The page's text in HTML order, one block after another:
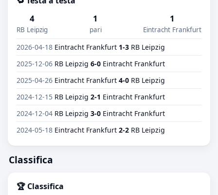
4
RB Leipzig
1
pari
1
Eintracht Frankfurt
2026-04-18 Eintracht Frankfurt 1-3 RB Leipzig
2025-12-06 RB Leipzig 6-0 Eintracht Frankfurt
2025-04-26 Eintracht Frankfurt 4-0 RB Leipzig
2024-12-15 RB Leipzig 2-1 Eintracht Frankfurt
2024-12-04 RB Leipzig 3-0 Eintracht Frankfurt
2024-05-18 Eintracht Frankfurt 2-2 RB Leipzig
Classifica
🏆 Classifica